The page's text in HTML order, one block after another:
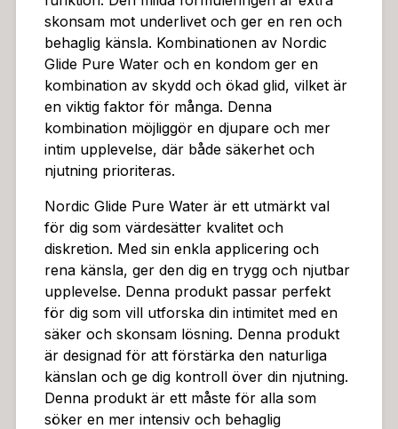
skonsam mot underlivet och ger en ren och
behaglig känsla. Kombinationen av Nordic
Glide Pure Water och en kondom ger en
kombination av skydd och ökad glid, vilket är
en viktig faktor för många. Denna
kombination möjliggör en djupare och mer
intim upplevelse, där både säkerhet och
njutning prioriteras.
Nordic Glide Pure Water är ett utmärkt val
för dig som värdesätter kvalitet och
diskretion. Med sin enkla applicering och
rena känsla, ger den dig en trygg och njutbar
upplevelse. Denna produkt passar perfekt
för dig som vill utforska din intimitet med en
säker och skonsam lösning. Denna produkt
är designad för att förstärka den naturliga
känslan och ge dig kontroll över din njutning.
Denna produkt är ett måste för alla som
söker en mer intensiv och behaglig